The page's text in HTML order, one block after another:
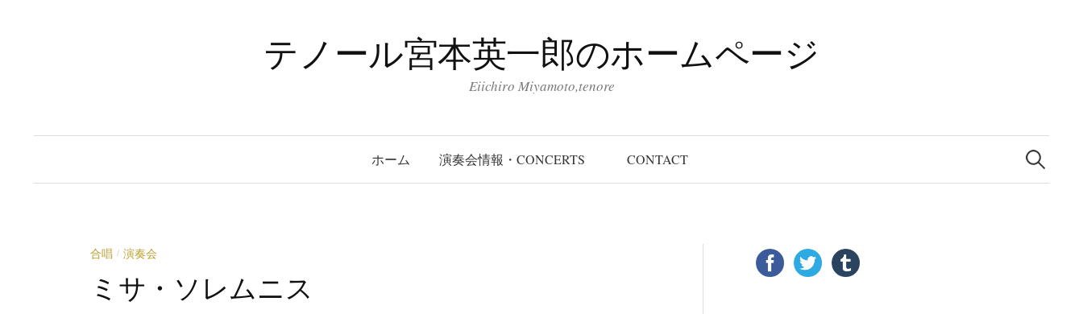
テノール宮本英一郎のホームページ
Eiichiro Miyamoto,tenore
ホーム 演奏会情報・CONCERTS CONTACT
検
索:
合唱 / 演奏会
ミサ・ソレムニス